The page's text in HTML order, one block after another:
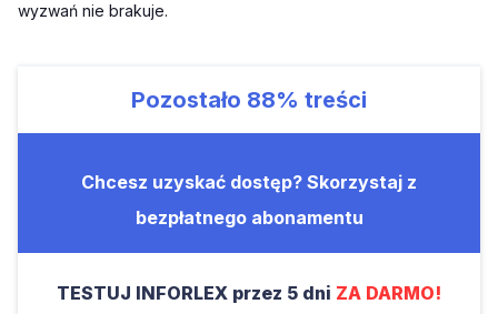
wyzwań nie brakuje.
Pozostało 88% treści
Chcesz uzyskać dostęp? Skorzystaj z
bezpłatnego abonamentu
TESTUJ INFORLEX przez 5 dni ZA DARMO!